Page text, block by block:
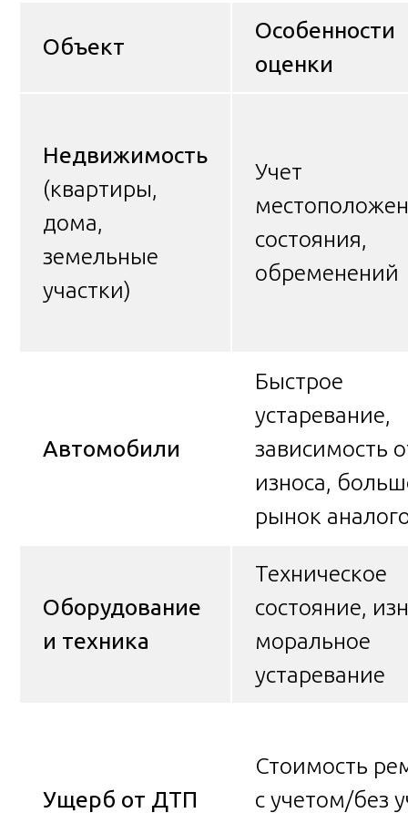
Объект
Особенности
оценки
Недвижимость
(квартиры,
дома,
земельные
участки)
Учет
состояния,
обременений
Автомобили
Быстрое
устаревание,
зависимость
износа,
рынок
Оборудование
и техника
Техническое
состояние,
моральное
устаревание
Ущерб от ДТП
Стоимость
с учетом/без